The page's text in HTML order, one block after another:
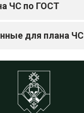
ЧС по ГОСТ
для плана ЧС